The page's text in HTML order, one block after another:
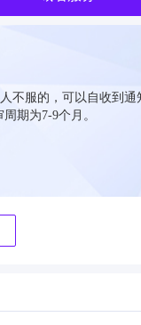
不服的，可以自收到通
期为7-9个月。